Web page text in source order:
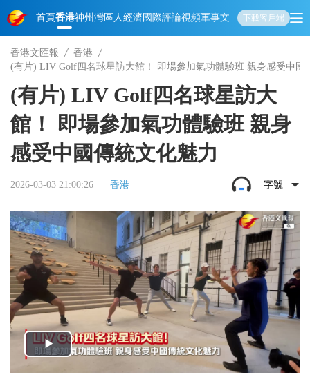
首頁香港神州 灣區人經濟國際評論視頻軍事文化 娛樂生活教育體
下載客戶端
香港文匯報
香港
(有片) LIV Golf四名球星訪大館！ 即場參加氣功體驗班 親身感受中國
(有片) LIV Golf四名球星訪大
館！ 即場參加氣功體驗班 親身
感受中國傳統文化魅力
2026-03-03 21:00:26 香港 字號